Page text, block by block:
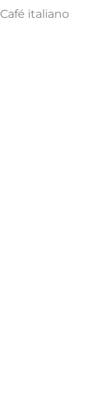
Café italiano